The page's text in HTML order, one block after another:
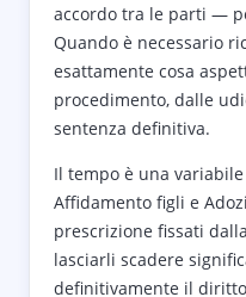
accordo tra le parti —
Quando è necessario
esattamente cosa
procedimento, dalle
sentenza definitiva.
Il tempo è una
Affidamento figli e
prescrizione fissati
lasciarli scadere
definitivamente il